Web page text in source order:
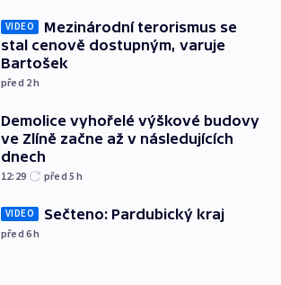
VIDEO
Mezinárodní terorismus se
stal cenově dostupným, varuje
Bartošek
před 2h
Demolice vyhořelé výškové budovy
ve Zlíně začne až v následujících
dnech
12:29 před 5h
VIDEO Sečteno: Pardubický kraj
před 6h